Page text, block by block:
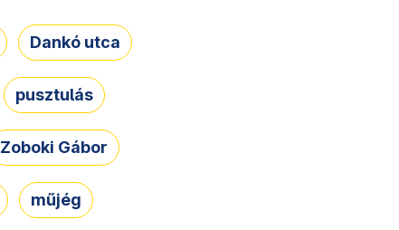
Dankó utca
pusztulás
Zoboki Gábor
műjég